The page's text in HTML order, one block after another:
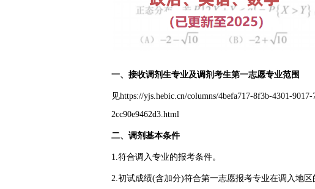
一、接收调剂生专业及调剂考生第一志愿专业范围
见https://yjs.hebic.cn/columns/4befa717-8f3b-4301-
2cc90e9462d3.html
二、调剂基本条件
1.符合调入专业的报考条件。
2.初试成绩(含加分)符合第一志愿报考专业在调入地区